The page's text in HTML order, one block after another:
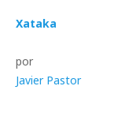
Xataka
por
Javier Pastor